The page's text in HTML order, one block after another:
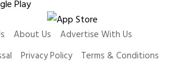
About Us
Advertise With Us
Privacy Policy
Terms & Conditions